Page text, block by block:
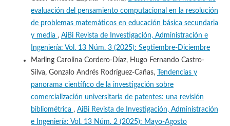
evaluación del pensamiento computacional en la resolución
de problemas matemáticos en educación básica secundaria
y media , AiBi Revista de Investigación, Administración e
Ingeniería: Vol. 13 Núm. 3 (2025): Septiembre-Diciembre
Marling Carolina Cordero-Díaz, Hugo Fernando Castro-
Silva, Gonzalo Andrés Rodríguez-Cañas,
Tendencias y
panorama científico de la investigación sobre
comercialización universitaria de patentes: una revisión
bibliométrica , AiBi Revista de Investigación, Administración
e Ingeniería: Vol. 13 Núm. 2 (2025): Mayo-Agosto